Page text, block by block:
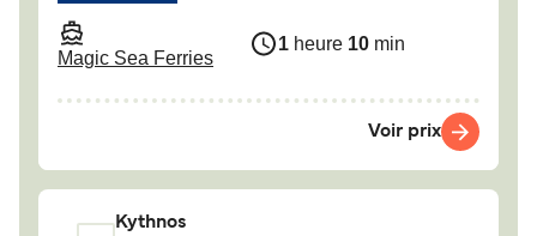
Magic Sea Ferries
1 heure 10 min
Voir prix
Kythnos